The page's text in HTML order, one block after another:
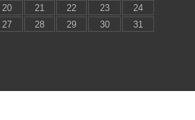
20 21 22 23
24
27 28 29 30
31